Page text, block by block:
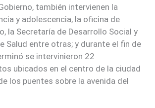
también intervienen la
y adolescencia, la oficina de
la Secretaría de Desarrollo Social y
Salud entre otras; y durante el fin de
se intervinieron 22
ubicados en el centro de la ciudad
los puentes sobre la avenida del